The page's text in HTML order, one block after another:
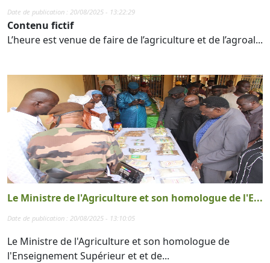
Date de publication : 20/08/2025 - 13:22:29
Contenu fictif
L’heure est venue de faire de l’agriculture et de l’agroal...
Le Ministre de l'Agriculture et son homologue de l'E...
Date de publication : 20/08/2025 - 13:10:05
Le Ministre de l'Agriculture et son homologue de
l'Enseignement Supérieur et et de...